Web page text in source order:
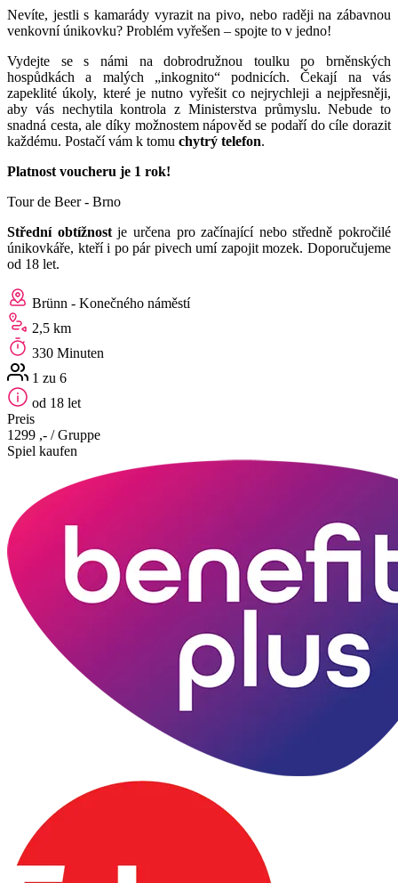
Nevíte, jestli s kamarády vyrazit na pivo, nebo raději na zábavnou
venkovní únikovku? Problém vyřešen – spojte to v jedno!
Vydejte se s námi na dobrodružnou toulku po brněnských
hospůdkách a malých „inkognito“ podnicích. Čekají na vás
zapeklité úkoly, které je nutno vyřešit co nejrychleji a nejpřesněji,
aby vás nechytila kontrola z Ministerstva průmyslu. Nebude to
snadná cesta, ale díky možnostem nápověd se podaří do cíle dorazit
každému. Postačí vám k tomu chytrý telefon.
Platnost voucheru je 1 rok!
Tour de Beer - Brno
Střední obtížnostje určena pro začínající nebo středně pokročilé
únikovkáře, kteří i po pár pivech umí zapojit mozek. Doporučujeme
od 18 let.
Brünn - Konečného náměstí
2,5 km
330 Minuten
1 zu 6
od 18 let
Preis
1299 ,- / Gruppe
Spiel kaufen